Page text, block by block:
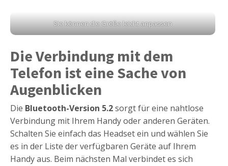
Sie können die Größe leicht anpassen
Die Verbindung mit dem
Telefon ist eine Sache von
Augenblicken
Die Bluetooth-Version 5.2sorgt für eine nahtlose
Verbindung mit Ihrem Handy oder anderen Geräten.
Schalten Sie einfach das Headset ein und wählen Sie
es in der Liste der verfügbaren Geräte auf Ihrem
Handy aus. Beim nächsten Mal verbindet es sich